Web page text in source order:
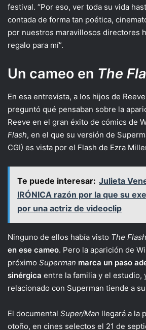
festival. “Por eso, ver toda su vida
contada de forma tan poética,
por nuestros maravillosos directores
regalo para mí”.
Un cameo en The
En esa entrevista, a los hijos de
preguntó qué pensaban sobre la
Reeve en el gran éxito de cómics de
Flash, en el que su versión de
CGI) es vista por el Flash de Ezra
Te puede interesar: Julieta
IRÓNICA razón por la que su
por una actriz de videoclip
Ninguno de ellos había visto The Flash
en ese cameo. Pero la aparición de
próximo Superman marca un paso
sinérgica entre la familia y el estudio,
relacionado con Superman tiende a
El documental Super/Man llegará a la
otoño, en cines selectos el 21 de